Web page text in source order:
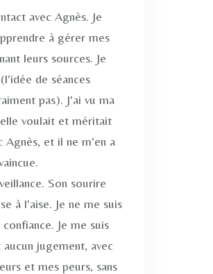
avec Agnès. Je
à gérer mes
leurs sources. Je
de séances
pas). J'ai vu ma
voulait et méritait
Agnès, et il ne m'en a
Son sourire
à l'aise. Je ne me suis
Je me suis
jugement, avec
et mes peurs, sans